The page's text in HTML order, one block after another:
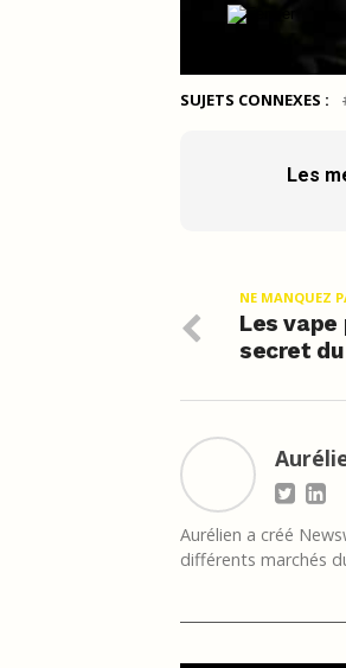
SUJETS CONNEXES :
Les
NE MANQUEZ
Les vape
secret
Aurélien a créé
différents marchés